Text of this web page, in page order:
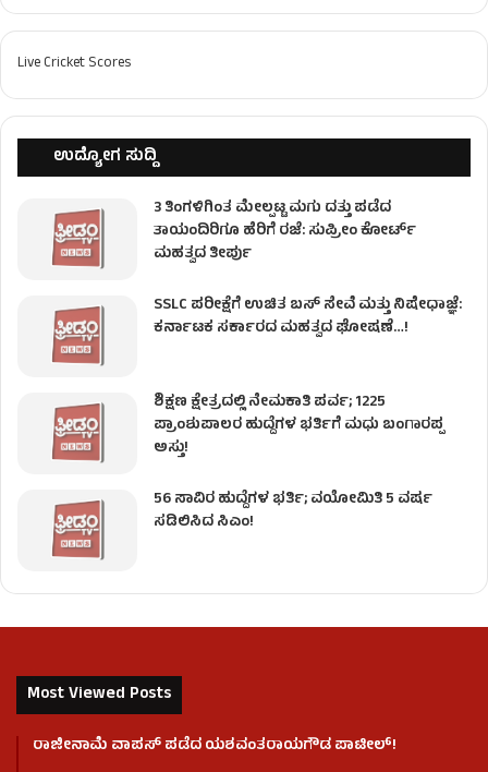
Live Cricket Scores
ಉದ್ಯೋಗ ಸುದ್ದಿ
3 ತಿಂಗಳಿಗಿಂತ ಮೇಲ್ಪಟ್ಟ ಮಗು ದತ್ತು ಪಡೆದ
ತಾಯಂದಿರಿಗೂ ಹೆರಿಗೆ ರಜೆ: ಸುಪ್ರೀಂ ಕೋರ್ಟ್
ಮಹತ್ವದ ತೀರ್ಪು
SSLC ಪರೀಕ್ಷೆಗೆ ಉಚಿತ ಬಸ್ ಸೇವೆ ಮತ್ತು ನಿಷೇಧಾಜ್ಞೆ:
ಕರ್ನಾಟಕ ಸರ್ಕಾರದ ಮಹತ್ವದ ಘೋಷಣೆ…!
ಶಿಕ್ಷಣ ಕ್ಷೇತ್ರದಲ್ಲಿ ನೇಮಕಾತಿ ಪರ್ವ; 1225
ಪ್ರಾಂಶುಪಾಲರ ಹುದ್ದೆಗಳ ಭರ್ತಿಗೆ ಮಧು ಬಂಗಾರಪ್ಪ
ಅಸ್ತು!
56 ಸಾವಿರ ಹುದ್ದೆಗಳ ಭರ್ತಿ; ವಯೋಮಿತಿ 5 ವರ್ಷ
ಸಡಿಲಿಸಿದ ಸಿಎಂ!
Most Viewed Posts
ರಾಜೀನಾಮೆ ವಾಪಸ್ ಪಡೆದ ಯಶವಂತರಾಯಗೌಡ ಪಾಟೀಲ್‌!